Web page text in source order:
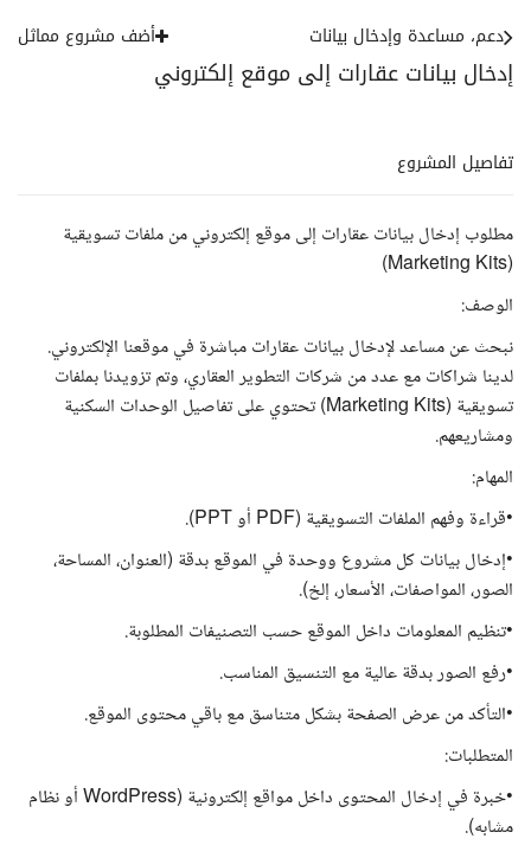
إدخال بيانات عقارات إلى موقع إلكتروني
دعم، مساعدة وإدخال بيانات أضف مشروع مماثل
تفاصيل المشروع
مطلوب إدخال بيانات عقارات إلى موقع إلكتروني من ملفات تسويقية
(Marketing Kits)
الوصف:
نبحث عن مساعد لإدخال بيانات عقارات مباشرة في موقعنا الإلكتروني.
لدينا شراكات مع عدد من شركات التطوير العقاري، وتم تزويدنا بملفات
تسويقية (Marketing Kits) تحتوي على تفاصيل الوحدات السكنية
ومشاريعهم.
المهام:
•قراءة وفهم الملفات التسويقية (PDF أو PPT).
•إدخال بيانات كل مشروع ووحدة في الموقع بدقة (العنوان، المساحة،
الصور، المواصفات، الأسعار، إلخ).
•تنظيم المعلومات داخل الموقع حسب التصنيفات المطلوبة.
•رفع الصور بدقة عالية مع التنسيق المناسب.
•التأكد من عرض الصفحة بشكل متناسق مع باقي محتوى الموقع.
المتطلبات:
•خبرة في إدخال المحتوى داخل مواقع إلكترونية (WordPress أو نظام
مشابه).